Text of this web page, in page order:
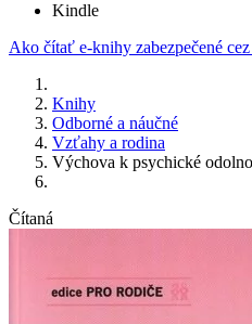
Kindle
Ako čítať e-knihy zabezpečené
Knihy
Odborné a náučné
Vzťahy a rodina
Výchova k psychické
Čítaná